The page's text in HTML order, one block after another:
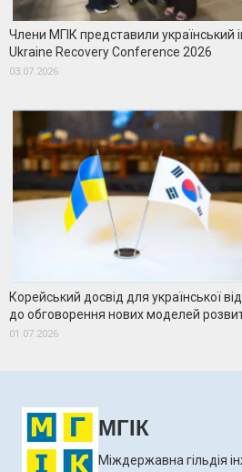
Члени МГІК представили український
Ukraine Recovery Conference 2026
03.07.2026
Корейський досвід для української
до обговорення нових моделей
01.07.2026
МГІК
Міждержавна гільдія